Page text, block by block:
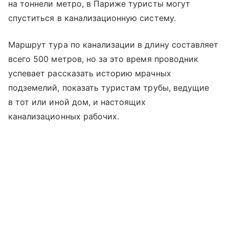
на тоннели метро, в Париже туристы могут
спуститься в канализационную систему.
Маршрут тура по канализации в длину составляет
всего 500 метров, но за это время проводник
успевает рассказать историю мрачных
подземелий, показать туристам трубы, ведущие
в тот или иной дом, и настоящих
канализационных рабочих.